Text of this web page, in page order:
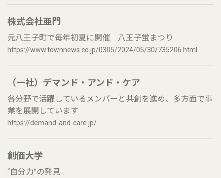
株式会社亜門
元八王子町で毎年初夏に開催 八王子蛍まつり
https://www.townnews.co.jp/0305/2024/05/30/735206.html
（一社）デマンド・アンド・ケア
各分野で活躍しているメンバーと共創を進め、多方面で事
業を展開しています
https://demand-and-care.jp/
創価大学
“自分力”の発見